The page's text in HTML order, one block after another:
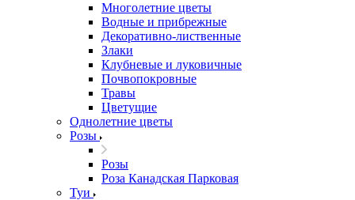
Многолетние цветы
Водные и прибрежные
Декоративно-лиственные
Злаки
Клубневые и луковичные
Почвопокровные
Травы
Цветущие
Однолетние цветы
Розы
Розы
Роза Канадская Парковая
Туи